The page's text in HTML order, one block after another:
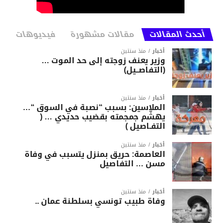
أحدث المقالات مقالات مشهورة فيديوهات
أخبار منذ سنتين
وزير يعنف زوجته إلى حد الموت …
(التفاصــيل)
أخبار منذ سنتين
الملاسين: بسبب “نصبة في السوق “…
يهشّم جمجمته بقضيب حديدي … (
التفـاصيل )
أخبار منذ سنتين
العاصمة: حريق بمنزل يتسبب في وفاة
مسن … التفاصيل
أخبار منذ سنتين
وفاة طبيب تونسي بسلطنة عمان ..